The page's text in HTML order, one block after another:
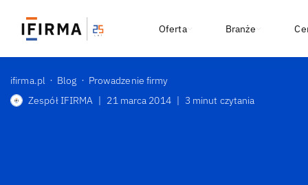
Oferta Branże
ifirma.pl Blog
Prowadzenie firmy
Zespół IFIRMA | 21 marca 2014 | 3 minut czytania